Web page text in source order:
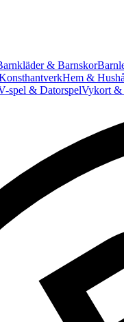
& Barnskor
Hem &
spel & DatorspelVykort &